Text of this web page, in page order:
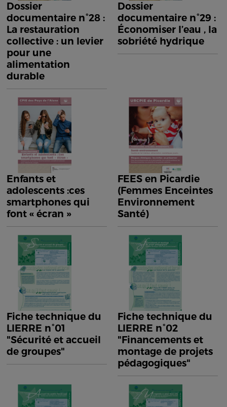
Dossier
documentaire n°28 :
La restauration
collective : un levier
pour une
alimentation
durable
Dossier
documentaire n°29 :
Économiser l’eau , la
sobriété hydrique
Enfants et
adolescents :ces
smartphones qui
font « écran »
FEES en Picardie
(Femmes Enceintes
Environnement
Santé)
Fiche technique du
LIERRE n°01
"Sécurité et accueil
de groupes"
Fiche technique du
LIERRE n°02
"Financements et
montage de projets
pédagogiques"